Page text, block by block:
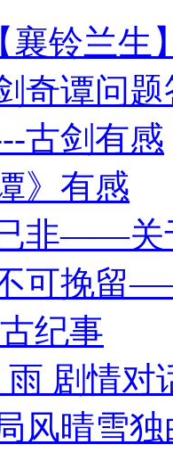
襄铃兰生
奇谭问
古剑有感
》有感
非——关
可挽留
纪事
剧情对
风晴雪独